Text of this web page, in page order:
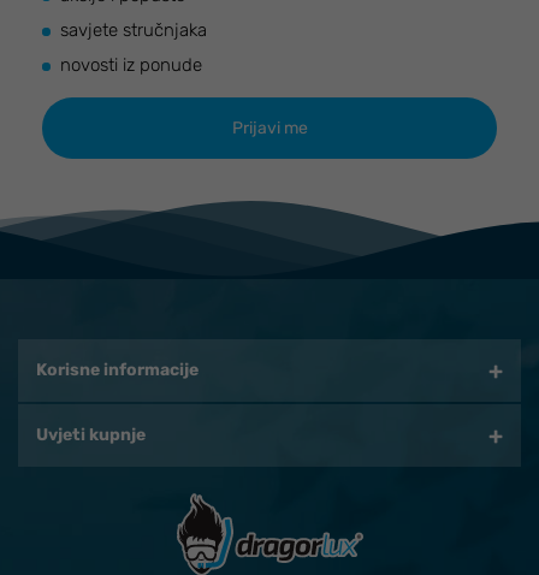
savjete stručnjaka
novosti iz ponude
Korisne informacije
Uvjeti kupnje